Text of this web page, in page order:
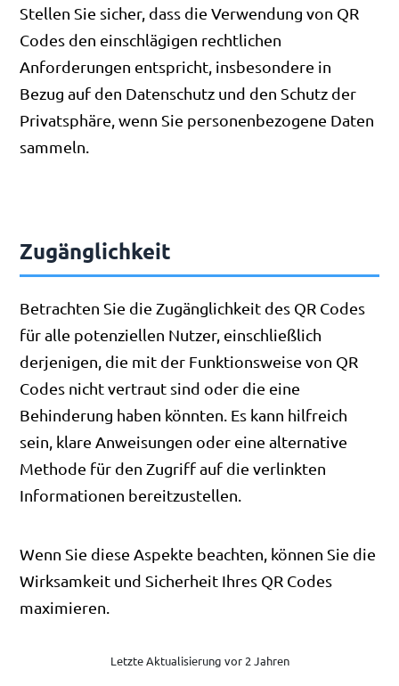
Stellen Sie sicher, dass die Verwendung von QR
Codes den einschlägigen rechtlichen
Anforderungen entspricht, insbesondere in
Bezug auf den Datenschutz und den Schutz der
Privatsphäre, wenn Sie personenbezogene Daten
sammeln.
Zugänglichkeit
Betrachten Sie die Zugänglichkeit des QR Codes
für alle potenziellen Nutzer, einschließlich
derjenigen, die mit der Funktionsweise von QR
Codes nicht vertraut sind oder die eine
Behinderung haben könnten. Es kann hilfreich
sein, klare Anweisungen oder eine alternative
Methode für den Zugriff auf die verlinkten
Informationen bereitzustellen.
Wenn Sie diese Aspekte beachten, können Sie die
Wirksamkeit und Sicherheit Ihres QR Codes
maximieren.
Letzte Aktualisierung vor 2 Jahren